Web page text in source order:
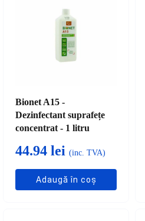
Bionet A15 -
Dezinfectant suprafețe
concentrat - 1 litru
44.94 lei (inc. TVA)
Adaugă în coș